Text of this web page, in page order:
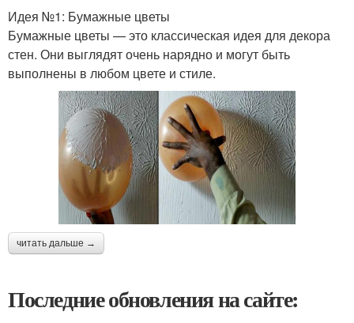
Идея №1: Бумажные цветы
Бумажные цветы — это классическая идея для декора
стен. Они выглядят очень нарядно и могут быть
выполнены в любом цвете и стиле.
читать дальше →
Последние обновления на сайте: